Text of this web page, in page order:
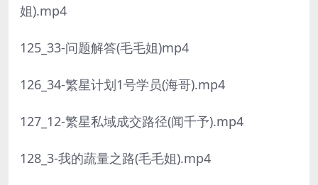
姐).mp4
125_33-问题解答(毛毛姐)mp4
126_34-繁星计划1号学员(海哥).mp4
127_12-繁星私域成交路径(闻千予).mp4
128_3-我的蔬量之路(毛毛姐).mp4